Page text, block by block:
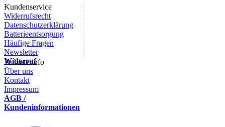
Kundenservice
Widerrufsrecht
Datenschutzerklärung
Batterieentsorgung
Häufige Fragen
Newsletter
Widerruf
Anbieterinfo
Über uns
Kontakt
Impressum
AGB /
Kundeninformationen